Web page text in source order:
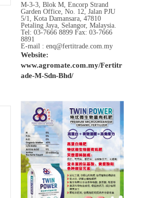
M-3-3, Blok M, Encorp Strand
Garden Office, No. 12, Jalan PJU
5/1, Kota Damansara, 47810
Petaling Jaya, Selangor, Malaysia.
Tel: 03-7666 8899 Fax: 03-7666
8891
E-mail : enq@fertitrade.com.my
Website:
www.agromate.com.my/Fertitr
ade-M-Sdn-Bhd/